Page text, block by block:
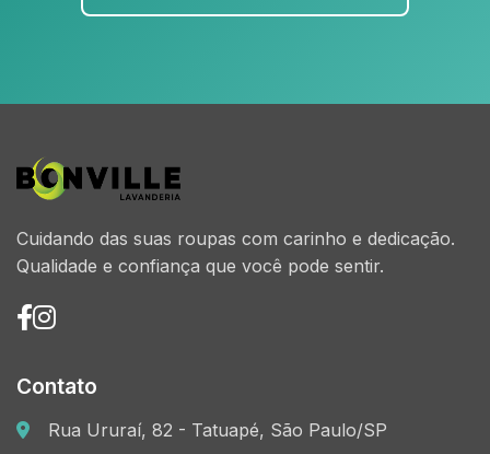
Cuidando das suas roupas com carinho e dedicação.
Qualidade e confiança que você pode sentir.
Contato
Rua Ururaí, 82 - Tatuapé, São Paulo/SP